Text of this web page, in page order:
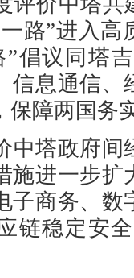
路”进入
倡议同塔
信息通信
保障两国务
中塔政府
施进一步
子商务、
链稳定安